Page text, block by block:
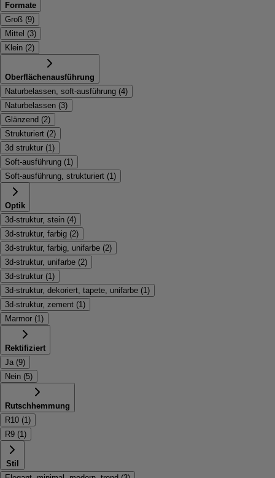
Formate
Groß (9)
Mittel (3)
Klein (2)
Oberflächenausführung
Naturbelassen, soft-ausführung (4)
Naturbelassen (3)
Glänzend (2)
Strukturiert (2)
3d struktur (1)
Soft-ausführung (1)
Soft-ausführung, strukturiert (1)
Optik
3d-struktur, stein (4)
3d-struktur, farbig (2)
3d-struktur, farbig, unifarbe (2)
3d-struktur, unifarbe (2)
3d-struktur (1)
3d-struktur, dekoriert, tapete, unifarbe (1)
3d-struktur, zement (1)
Marmor (1)
Rektifiziert
Ja (9)
Nein (5)
Rutschhemmung
R10 (1)
R9 (1)
Stil